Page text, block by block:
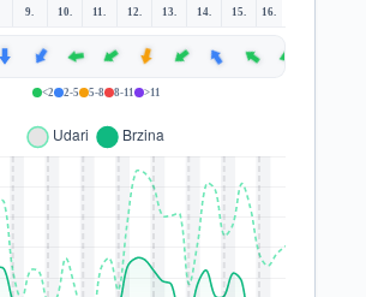
9. 10. 11. 12. 13. 14. 15. 16.